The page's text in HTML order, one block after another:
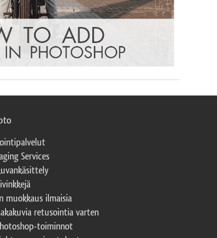
Services
muokkaus ilmaisia
retusointia varten
toiminnot